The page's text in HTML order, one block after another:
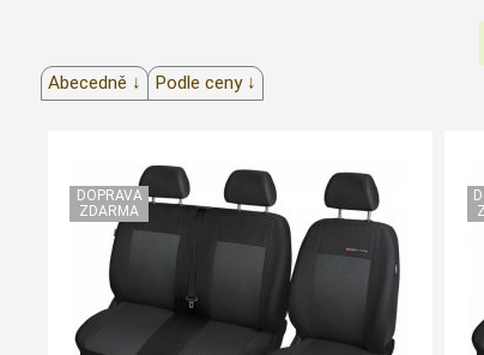
Abecedně ↓ Podle ceny ↓